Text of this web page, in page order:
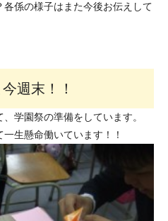
係の様子はまた今後お伝えして
週末！！
学園祭の準備をしています。
生懸命働いています！！